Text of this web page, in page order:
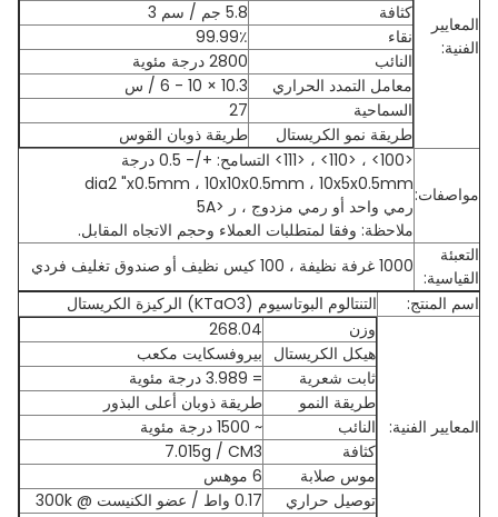
المعايير
الفنية:
كثافة
5.8 جم / سم 3
نقاء
99.99٪
النائب
2800 درجة مئوية
معامل التمدد الحراري
10.3 × 10 - 6 / س
السماحية
27
طريقة نمو الكريستال
طريقة ذوبان القوس
مواصفات:
<100> ، <110> ، <111> التسامح: +/- 0.5 درجة
dia2 "x0.5mm ، 10x10x0.5mm ، 10x5x0.5mm
رمي واحد أو رمي مزدوج ، ر <5A
ملاحظة: وفقا لمتطلبات العملاء وحجم الاتجاه المقابل.
التعبئة
القياسية:
1000 غرفة نظيفة ، 100 كيس نظيف أو صندوق تغليف فردي
اسم المنتج:
التنتالوم البوتاسيوم (KTaO3) الركيزة الكريستال
المعايير الفنية:
وزن
268.04
هيكل الكريستال بيروفسكايت مكعب
ثابت شعرية
= 3.989 درجة مئوية
طريقة النمو
طريقة ذوبان أعلى البذور
النائب
~ 1500 درجة مئوية
كثافة
7.015g / CM3
موس صلابة
6 موهس
توصيل حراري
0.17 واط / عضو الكنيست @ 300k